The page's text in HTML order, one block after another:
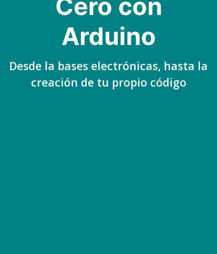
Cero con
Arduino
Desde la bases electrónicas, hasta la
creación de tu propio código